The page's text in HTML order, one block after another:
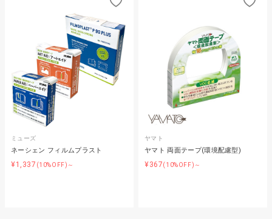
ミューズ
ネーシェン フィルムプラスト
¥1,337 (10%OFF)～
ヤマト
ヤマト 両面テープ(環境配慮型)
¥367(10%OFF)～